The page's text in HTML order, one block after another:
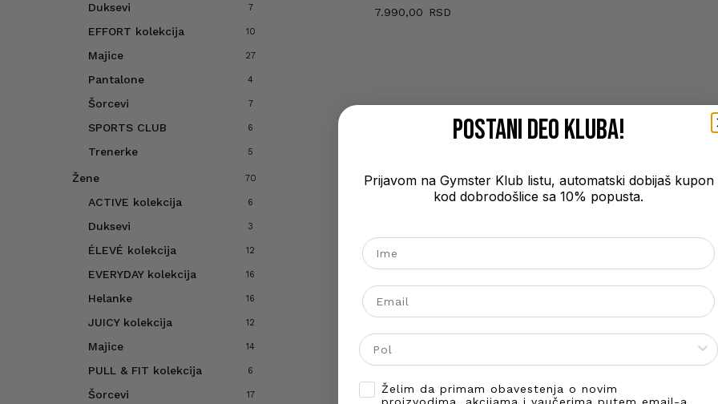
Duksevi 7
EFFORT kolekcija 10
Majice 27
Pantalone 4
Šorcevi 7
SPORTS CLUB 6
Trenerke 5
Žene 70
ACTIVE kolekcija 6
Duksevi 3
ÉLEVÉ kolekcija 12
EVERYDAY kolekcija 16
Helanke 16
JUICY kolekcija 12
Majice 14
PULL & FIT kolekcija 6
Šorcevi 17
7.990,00
Previous 1 2 3 4
POSTANI DEO kluba!
Prijavom na Gymster Klub listu, automatski dobijaš kupon
kod dobrodošlice sa 10% popusta.
Ime
Email
Gender
Opt-inŽelim da primam obavestenja o novim